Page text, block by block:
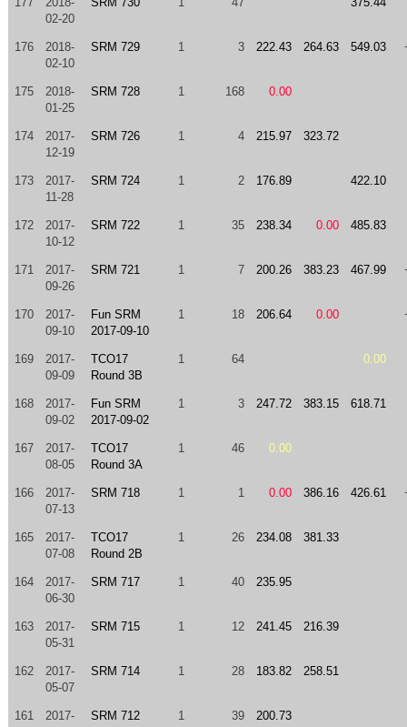
02-20
176
2018-
02-10
SRM 729 1 3 222.43 264.63 549.03
175
2018-
01-25
SRM 728 1 168 0.00
174
2017-
12-19
SRM 726 1 4 215.97 323.72
173
2017-
11-28
SRM 724 1 2 176.89 422.10
172
2017-
10-12
SRM 722 1 35 238.34 0.00 485.83
171
2017-
09-26
SRM 721 1 7 200.26 383.23 467.99
170
2017-
09-10
Fun SRM
2017-09-10
1 18 206.64 0.00
169
2017-
09-09
TCO17
Round 3B
1 64 0.00
168
2017-
09-02
Fun SRM
2017-09-02
1 3 247.72 383.15 618.71
167
2017-
08-05
TCO17
Round 3A
1 46 0.00
166
2017-
07-13
SRM 718 1 1 0.00 386.16 426.61
165
2017-
07-08
TCO17
Round 2B
1 26 234.08 381.33
164
2017-
06-30
SRM 717 1 40 235.95
163
2017-
05-31
SRM 715 1 12 241.45 216.39
162
2017-
05-07
SRM 714 1 28 183.82 258.51
161
2017-
SRM 712 1 39 200.73